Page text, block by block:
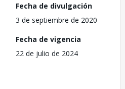
Fecha de divulgación
3 de septiembre de 2020
Fecha de vigencia
22 de julio de 2024